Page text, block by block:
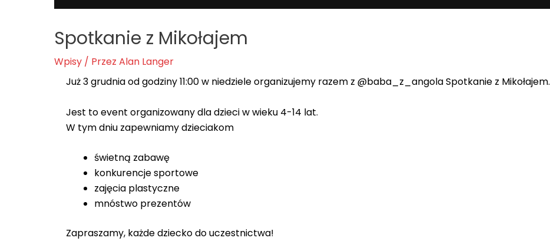
Spotkanie z Mikołajem
Wpisy / Przez Alan Langer
Już 3 grudnia od godziny 11:00 w niedziele organizujemy razem z @baba_z_angola Spotkanie z Mikołajem.
Jest to event organizowany dla dzieci w wieku 4-14 lat.
W tym dniu zapewniamy dzieciakom
świetną zabawę
konkurencje sportowe
zajęcia plastyczne
mnóstwo prezentów
Zapraszamy, każde dziecko do uczestnictwa!